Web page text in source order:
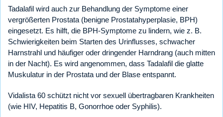
Tadalafil wird auch zur Behandlung der Symptome einer
vergrößerten Prostata (benigne Prostatahyperplasie, BPH)
eingesetzt. Es hilft, die BPH-Symptome zu lindern, wie z. B.
Schwierigkeiten beim Starten des Urinflusses, schwacher
Harnstrahl und häufiger oder dringender Harndrang (auch mitten
in der Nacht). Es wird angenommen, dass Tadalafil die glatte
Muskulatur in der Prostata und der Blase entspannt.
Vidalista 60 schützt nicht vor sexuell übertragbaren Krankheiten
(wie HIV, Hepatitis B, Gonorrhoe oder Syphilis).